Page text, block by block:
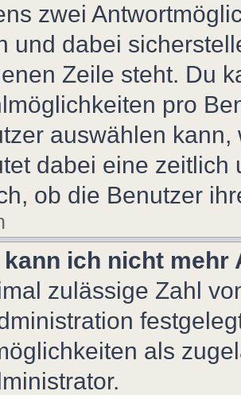
zwei
und dabei
Zeile steht. Du
pro
auswählen
dabei eine zeitlich
ob die Benutzer
kann ich nicht
zulässige Zahl
als